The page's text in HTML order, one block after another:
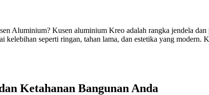
Aluminium? Kusen aluminium Kreo adalah rangka jendela dan
seperti ringan, tahan lama, dan estetika yang modern.
Ketahanan Bangunan Anda